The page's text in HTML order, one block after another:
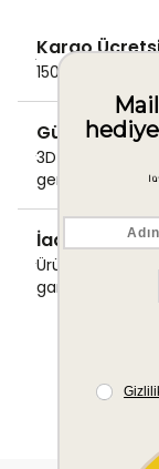
Kargo
1500 TL ve
Güvenli
3D Secure ile
gerçekleştirin.
İade &
Ürünlerinizde
garantisi.